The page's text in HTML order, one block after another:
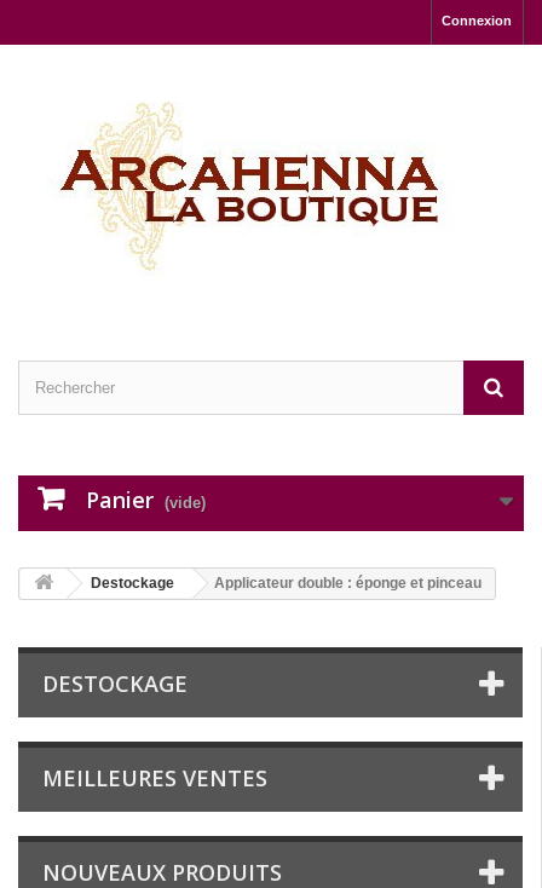
Connexion
Panier (vide)
Destockage Applicateur double : éponge et pinceau
DESTOCKAGE
MEILLEURES VENTES
NOUVEAUX PRODUITS